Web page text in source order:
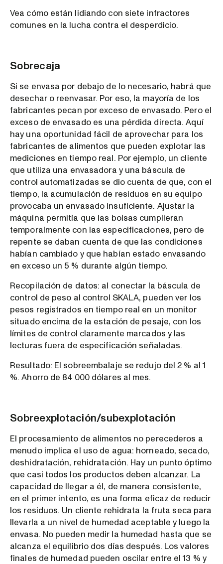
Vea cómo están lidiando con siete infractores
comunes en la lucha contra el desperdicio.
Sobrecaja
Si se envasa por debajo de lo necesario, habrá que
desechar o reenvasar. Por eso, la mayoría de los
fabricantes pecan por exceso de envasado. Pero el
exceso de envasado es una pérdida directa. Aquí
hay una oportunidad fácil de aprovechar para los
fabricantes de alimentos que pueden explotar las
mediciones en tiempo real. Por ejemplo, un cliente
que utiliza una envasadora y una báscula de
control automatizadas se dio cuenta de que, con el
tiempo, la acumulación de residuos en su equipo
provocaba un envasado insuficiente. Ajustar la
máquina permitía que las bolsas cumplieran
temporalmente con las especificaciones, pero de
repente se daban cuenta de que las condiciones
habían cambiado y que habían estado envasando
en exceso un 5 % durante algún tiempo.
Recopilación de datos: al conectar la báscula de
control de peso al control SKALA, pueden ver los
pesos registrados en tiempo real en un monitor
situado encima de la estación de pesaje, con los
límites de control claramente marcados y las
lecturas fuera de especificación señaladas.
Resultado: El sobreembalaje se redujo del 2 % al 1
%. Ahorro de 84 000 dólares al mes.
Sobreexplotación/subexplotación
El procesamiento de alimentos no perecederos a
menudo implica el uso de agua: horneado, secado,
deshidratación, rehidratación. Hay un punto óptimo
que casi todos los productos deben alcanzar. La
capacidad de llegar a él, de manera consistente,
en el primer intento, es una forma eficaz de reducir
los residuos. Un cliente rehidrata la fruta seca para
llevarla a un nivel de humedad aceptable y luego la
envasa. No pueden medir la humedad hasta que se
alcanza el equilibrio dos días después. Los valores
finales de humedad pueden oscilar entre el 13 % y